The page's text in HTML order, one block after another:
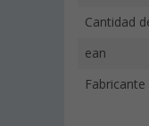
Cantidad
ean